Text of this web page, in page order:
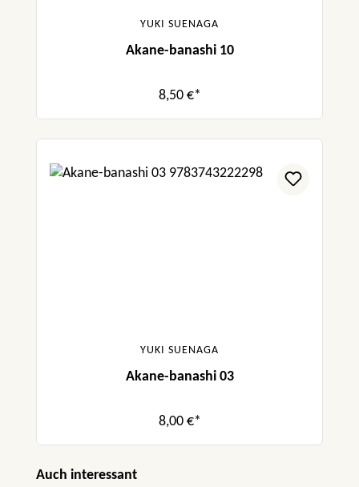
YUKI SUENAGA
Akane-banashi 10
8,50 €*
YUKI SUENAGA
Akane-banashi 03
8,00 €*
Produktgalerie überspringen
Auch interessant